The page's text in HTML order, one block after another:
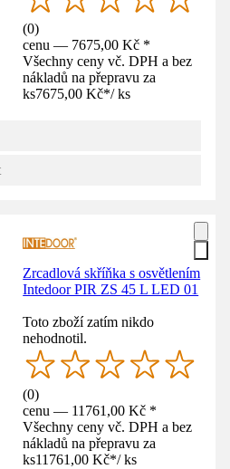
(0)
cenu — 7675,00 Kč *
Všechny ceny vč. DPH a bez
nákladů na přepravu za
ks7675,00 Kč*/ ks
Zrcadlová skříňka s osvětlením
Intedoor PIR ZS 45 L LED 01
Toto zboží zatím nikdo
nehodnotil.
(0)
cenu — 11761,00 Kč *
Všechny ceny vč. DPH a bez
nákladů na přepravu za
ks11761,00 Kč*/ ks